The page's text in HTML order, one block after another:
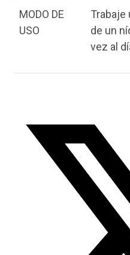
MODO DE
USO
Trabaje
de un
vez al